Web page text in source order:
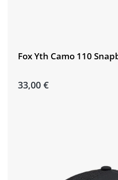
Fox Yth Camo 110
33,00 €